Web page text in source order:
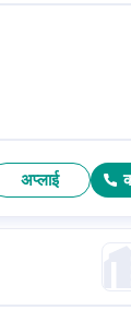
अप्लाई